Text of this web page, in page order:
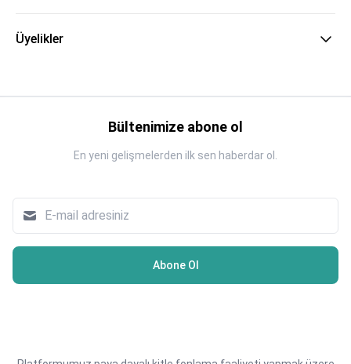
Üyelikler
Bültenimize abone ol
En yeni gelişmelerden ilk sen haberdar ol.
Abone Ol